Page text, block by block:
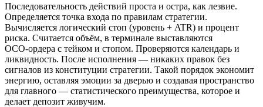
Последовательность действий проста и остра, как лезвие.
Определяется точка входа по правилам стратегии.
Вычисляется логический стоп (уровень + ATR) и процент
риска. Считается объём, в терминале выставляются
OCO‑ордера с тейком и стопом. Проверяются календарь и
ликвидность. После исполнения — никаких правок без
сигналов из конституции стратегии. Такой порядок экономит
энергию, оставляя эмоции за дверью и создавая пространство
для главного — статистического преимущества, которое и
делает депозит живучим.